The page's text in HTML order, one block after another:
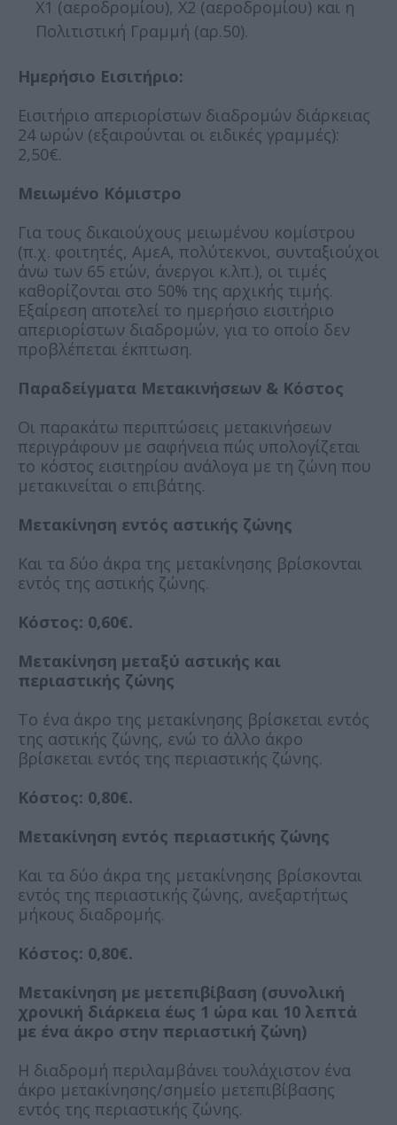
Χ1 (αεροδρομίου), Χ2 (αεροδρομίου) και η
Πολιτιστική Γραμμή (αρ.50).
Ημερήσιο Εισιτήριο:
Εισιτήριο απεριορίστων διαδρομών διάρκειας
24 ωρών (εξαιρούνται οι ειδικές γραμμές):
2,50€.
Μειωμένο Κόμιστρο
Για τους δικαιούχους μειωμένου κομίστρου
(π.χ. φοιτητές, ΑμεΑ, πολύτεκνοι, συνταξιούχοι
άνω των 65 ετών, άνεργοι κ.λπ.), οι τιμές
καθορίζονται στο 50% της αρχικής τιμής.
Εξαίρεση αποτελεί το ημερήσιο εισιτήριο
απεριορίστων διαδρομών, για το οποίο δεν
προβλέπεται έκπτωση.
Παραδείγματα Μετακινήσεων & Κόστος
Οι παρακάτω περιπτώσεις μετακινήσεων
περιγράφουν με σαφήνεια πώς υπολογίζεται
το κόστος εισιτηρίου ανάλογα με τη ζώνη που
μετακινείται ο επιβάτης.
Μετακίνηση εντός αστικής ζώνης
Και τα δύο άκρα της μετακίνησης βρίσκονται
εντός της αστικής ζώνης.
Κόστος: 0,60€.
Μετακίνηση μεταξύ αστικής και
περιαστικής ζώνης
Το ένα άκρο της μετακίνησης βρίσκεται εντός
της αστικής ζώνης, ενώ το άλλο άκρο
βρίσκεται εντός της περιαστικής ζώνης.
Κόστος: 0,80€.
Μετακίνηση εντός περιαστικής ζώνης
Και τα δύο άκρα της μετακίνησης βρίσκονται
εντός της περιαστικής ζώνης, ανεξαρτήτως
μήκους διαδρομής.
Κόστος: 0,80€.
Μετακίνηση με μετεπιβίβαση (συνολική
χρονική διάρκεια έως 1 ώρα και 10 λεπτά
με ένα άκρο στην περιαστική ζώνη)
Η διαδρομή περιλαμβάνει τουλάχιστον ένα
άκρο μετακίνησης/σημείο μετεπιβίβασης
εντός της περιαστικής ζώνης.